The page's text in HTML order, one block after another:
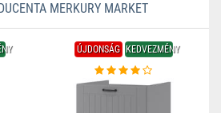
MERKURY MARKET
ÚJDONSÁG KEDVEZMÉNY